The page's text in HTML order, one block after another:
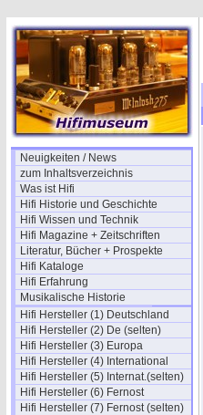
Neuigkeiten / News
zum Inhaltsverzeichnis
Was ist Hifi
Hifi Historie und Geschichte
Hifi Wissen und Technik
Hifi Magazine + Zeitschriften
Literatur, Bücher + Prospekte
Hifi Kataloge
Hifi Erfahrung
Musikalische Historie
Hifi Hersteller (1) Deutschland
Hifi Hersteller (2) De (selten)
Hifi Hersteller (3) Europa
Hifi Hersteller (4) International
Hifi Hersteller (5) Internat.(selten)
Hifi Hersteller (6) Fernost
Hifi Hersteller (7) Fernost (selten)